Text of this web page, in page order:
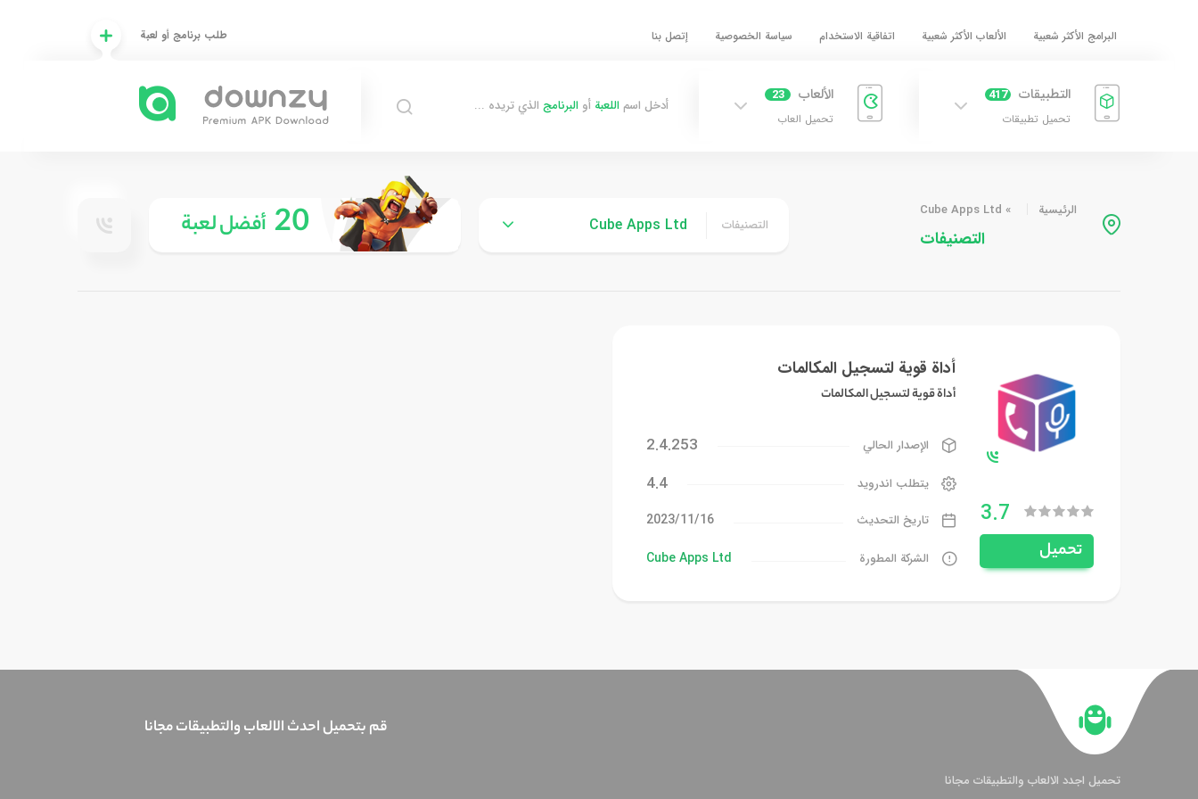
البرامج الأكثر شعبية الألعاب الأكثر شعبية اتفاقية الاستخدام سياسة الخصوصية إتصل بنا طلب برنامج أو لعبة
التطبيقات 417
تحميل تطبيقات
الألعاب 23
تحميل العاب
أدخل اسم اللعبة أو البرنامج الذي تريده ...
الرئيسية »
Cube Apps Ltd
التصنيفات
التصنيفات Cube Apps Ltd
20 أفضل لعبة
3.7
تحميل
أداة قوية لتسجيل المكالمات
أداة قوية لتسجيل المكالمات
الإصدار الحالي 2.4.253
يتطلب اندرويد 4.4
تاريخ التحديث 16‏/11‏/2023
الشركة المطورة Cube Apps Ltd
قم بتحميل احدث الالعاب والتطبيقات مجانا
تحميل اجدد الالعاب والتطبيقات مجانا